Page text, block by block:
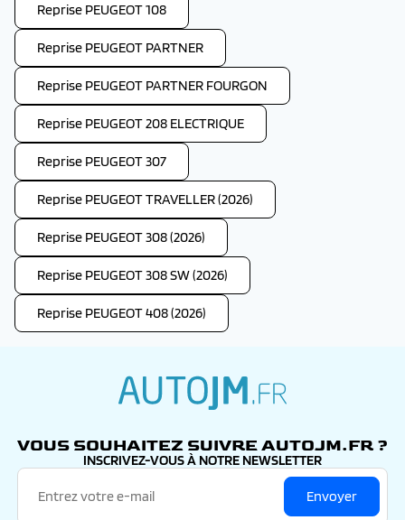
Reprise PEUGEOT 108
Reprise PEUGEOT PARTNER
Reprise PEUGEOT PARTNER FOURGON
Reprise PEUGEOT 208 ELECTRIQUE
Reprise PEUGEOT 307
Reprise PEUGEOT TRAVELLER (2026)
Reprise PEUGEOT 308 (2026)
Reprise PEUGEOT 308 SW (2026)
Reprise PEUGEOT 408 (2026)
VOUS SOUHAITEZ SUIVRE AUTOJM.FR ?
INSCRIVEZ-VOUS À NOTRE NEWSLETTER
Envoyer